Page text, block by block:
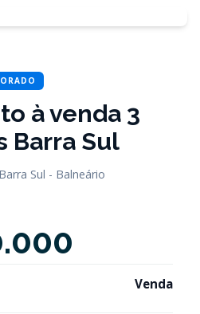
à venda 3
Barra Sul
Sul - Balneário
Venda